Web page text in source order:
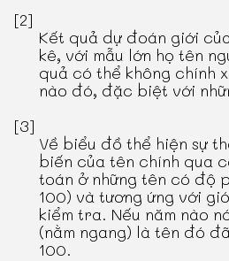
[2]
Kết quả dự đoán giới
kê, với mẫu lớn họ tên
quả có thể không chính
nào đó, đặc biệt với
[3]
Về biểu đồ thể hiện sự
biến của tên chính qua
toán ở những tên có độ
100) và tương ứng với
kiểm tra. Nếu năm nào
(nằm ngang) là tên đó
100.